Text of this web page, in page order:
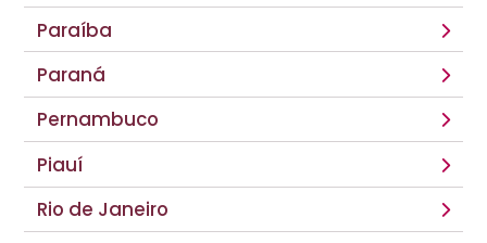
Paraíba
Paraná
Pernambuco
Piauí
Rio de Janeiro